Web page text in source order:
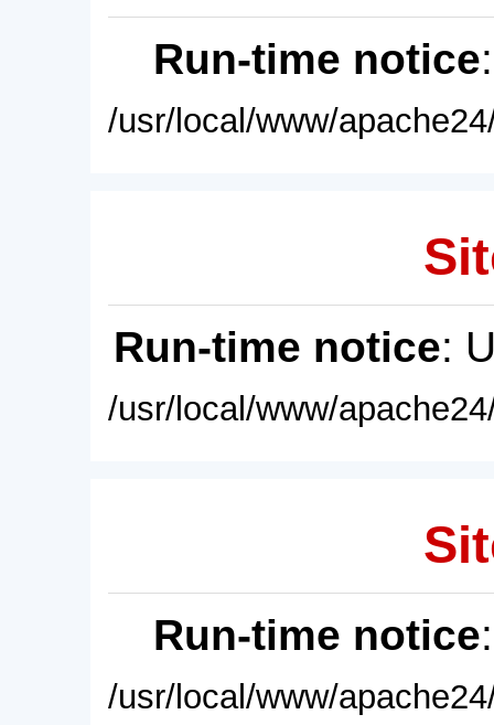
Run-time notice
/usr/local/www/
Run-time notice:
/usr/local/www/
Run-time notice
/usr/local/www/